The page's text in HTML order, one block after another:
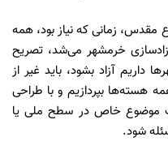
مقدس، زمانی که نیاز بود، همه
خرمشهر می‌شد، تصریح
داریم آزاد بشود، باید غیر از
هسته‌ها بپردازیم و با طراحی
موضوع خاص در سطح ملی یا
شود.